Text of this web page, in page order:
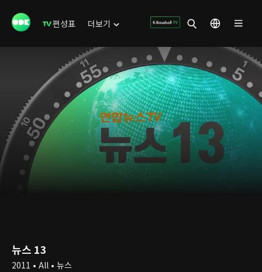
편성표 더보기
뉴스 13
2011 • All • 뉴스